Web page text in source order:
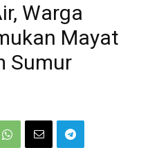
Warga
Mayat
Sumur